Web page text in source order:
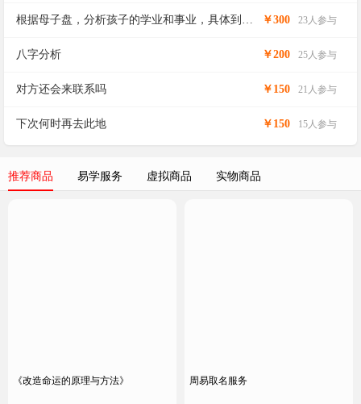
运）感谢大师们了
根据母子盘，分析孩子的学业和事业，具体到
￥300 23人参与
八字分析 ￥200 25人参与
对方还会来联系吗 ￥150 21人参与
下次何时再去此地 ￥150 15人参与
推荐商品 易学服务 虚拟商品 实物商品
《改造命运的原理与方法》 周易取名服务